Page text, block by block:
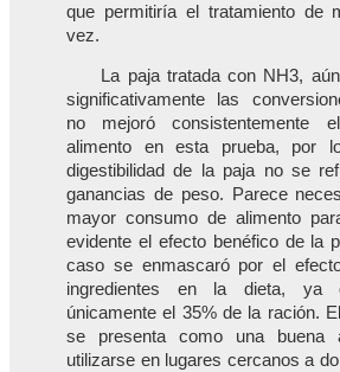
que permitiría el tratamiento de
vez.
La paja tratada con NH3,
significativamente las
no mejoró consistentemente
alimento en esta prueba, por
digestibilidad de la paja no se
ganancias de peso. Parece
mayor consumo de alimento
evidente el efecto benéfico de la
caso se enmascaró por el
ingredientes en la dieta, ya
únicamente el 35% de la ración.
se presenta como una buena
utilizarse en lugares cercanos a